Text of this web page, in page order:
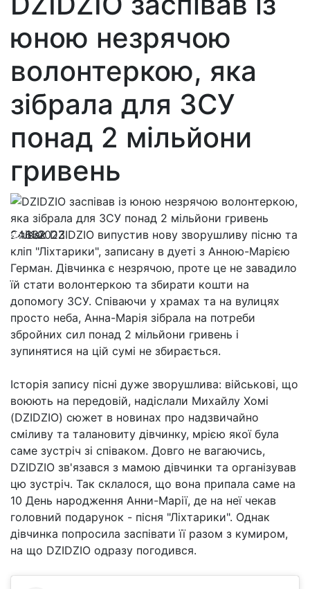
юною незрячою
волонтеркою, яка
зібрала для ЗСУ
понад 2 мільйони
гривень
24.11.2023
632
Співак DZIDZIO випустив нову зворушливу пісню та
кліп "Ліхтарики", записану в дуеті з Анною-Марією
Герман. Дівчинка є незрячою, проте це не завадило
їй стати волонтеркою та збирати кошти на
допомогу ЗСУ. Співаючи у храмах та на вулицях
просто неба, Анна-Марія зібрала на потреби
збройних сил понад 2 мільйони гривень і
зупинятися на цій сумі не збирається.
Історія запису пісні дуже зворушлива: військові, що
воюють на передовій, надіслали Михайлу Хомі
(DZIDZIO) сюжет в новинах про надзвичайно
сміливу та талановиту дівчинку, мрією якої була
саме зустріч зі співаком. Довго не вагаючись,
DZIDZIO зв'язався з мамою дівчинки та організував
цю зустріч. Так склалося, що вона припала саме на
10 День народження Анни-Марії, де на неї чекав
головний подарунок - пісня "Ліхтарики". Однак
дівчинка попросила заспівати її разом з кумиром,
на що DZIDZIO одразу погодився.